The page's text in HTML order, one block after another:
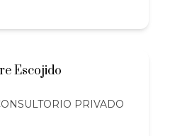
Escojido
PRIVADO